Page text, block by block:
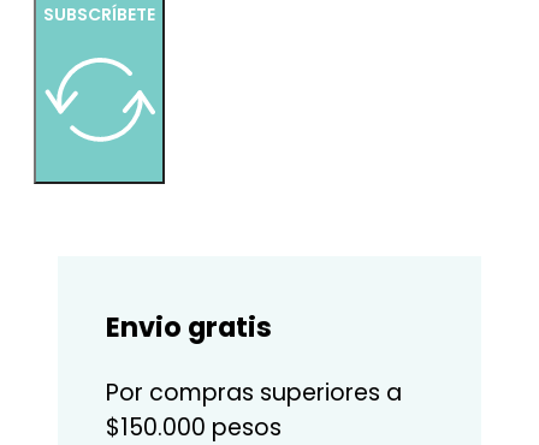
SUBSCRÍBETE
Envio gratis
Por compras superiores a
$150.000 pesos